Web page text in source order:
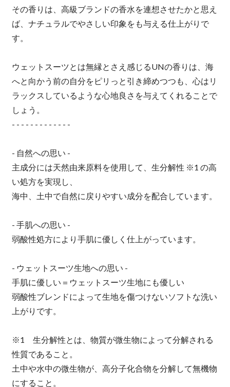
その香りは、高級ブランドの香水を連想させたかと思え
ば、ナチュラルでやさしい印象をも与える仕上がりで
す。
ウェットスーツとは無縁とさえ感じるUNの香りは、海
へと向かう前の自分をピリっと引き締めつつも、心はリ
ラックスしているような心地良さを与えてくれることで
しょう。
- - - - - - - - - - - - -
- 自然への思い -
主成分には天然由来原料を使用して、生分解性 ※1 の高
い処方を実現し、
海中、土中で自然に戻りやすい成分を配合しています。
- 手肌への思い -
弱酸性処方により手肌に優しく仕上がっています。
- ウェットスーツ生地への思い -
手肌に優しい＝ウェットスーツ生地にも優しい
弱酸性ブレンドによって生地を傷つけないソフトな洗い
上がりです。
※1 生分解性とは、物質が微生物によって分解される
性質であること。
土中や水中の微生物が、高分子化合物を分解して無機物
にすること。